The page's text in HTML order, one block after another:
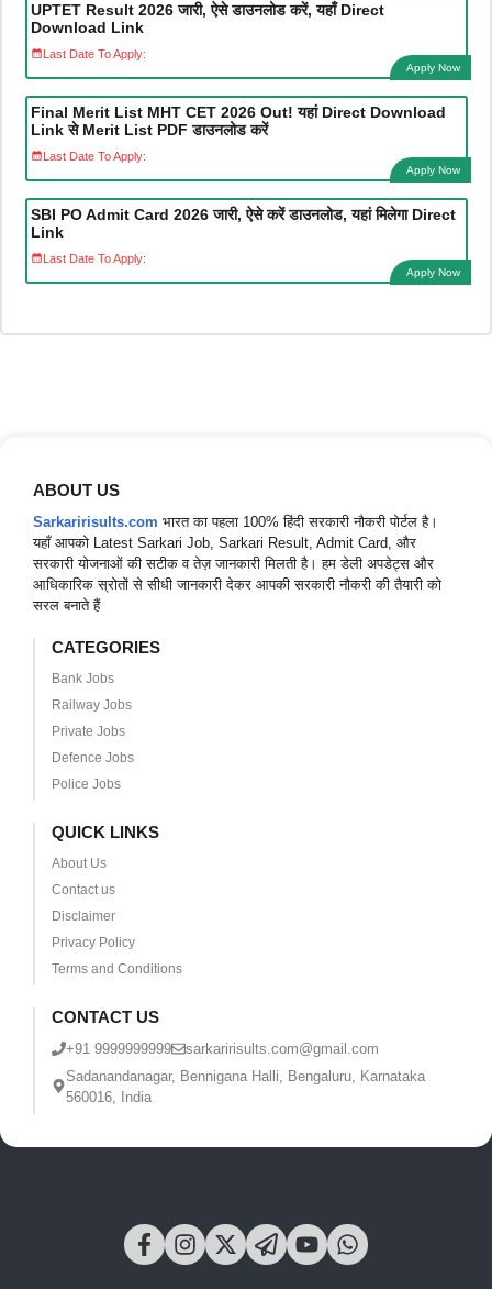
UPTET Result 2026 जारी, ऐसे डाउनलोड करें, यहाँ Direct
Download Link
Last Date To Apply:
Apply Now
Final Merit List MHT CET 2026 Out! यहां Direct Download
Link से Merit List PDF डाउनलोड करें
Last Date To Apply:
Apply Now
SBI PO Admit Card 2026 जारी, ऐसे करें डाउनलोड, यहां मिलेगा Direct
Link
Last Date To Apply:
Apply Now
ABOUT US
Sarkaririsults.com भारत का पहला 100% हिंदी सरकारी नौकरी पोर्टल है।
यहाँ आपको Latest Sarkari Job, Sarkari Result, Admit Card, और
सरकारी योजनाओं की सटीक व तेज़ जानकारी मिलती है। हम डेली अपडेट्स और
आधिकारिक स्रोतों से सीधी जानकारी देकर आपकी सरकारी नौकरी की तैयारी को
सरल बनाते हैं
CATEGORIES
Bank Jobs
Railway Jobs
Private Jobs
Defence Jobs
Police Jobs
QUICK LINKS
About Us
Contact us
Disclaimer
Privacy Policy
Terms and Conditions
CONTACT US
+91 9999999999
sarkaririsults.com@gmail.com
Sadanandanagar, Bennigana Halli, Bengaluru, Karnataka
560016, India